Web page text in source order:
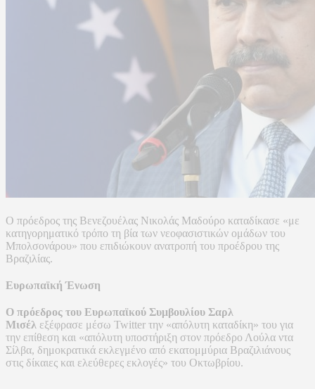
Ο πρόεδρος της Βενεζουέλας Νικολάς Μαδούρο καταδίκασε «με
κατηγορηματικό τρόπο τη βία των νεοφασιστικών ομάδων του
Μπολσονάρου» που επιδιώκουν ανατροπή του προέδρου της
Βραζιλίας.
Ευρωπαϊκή Ένωση
Ο πρόεδρος του Ευρωπαϊκού Συμβουλίου Σαρλ
Μισέλ εξέφρασε μέσω Twitter την «απόλυτη καταδίκη» του για
την επίθεση και «απόλυτη υποστήριξη στον πρόεδρο Λούλα ντα
Σίλβα, δημοκρατικά εκλεγμένο από εκατομμύρια Βραζιλιάνους
στις δίκαιες και ελεύθερες εκλογές» του Οκτωβρίου.